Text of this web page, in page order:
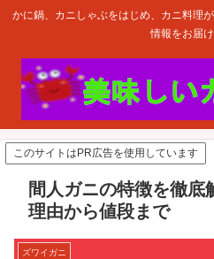
かに鍋、カニしゃぶをはじめ、カニ料理
情報をお届
このサイトはPR広告を使用しています
間人ガニの特徴を徹底
理由から値段まで
ズワイガニ